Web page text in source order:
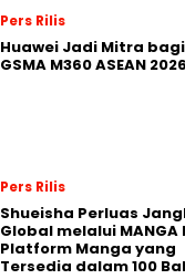
Pers Rilis
Huawei Jadi Mitra
GSMA M360 ASEAN 2026
Pers Rilis
Shueisha Perluas
Global melalui MANGA
Platform Manga yang
Tersedia dalam 100